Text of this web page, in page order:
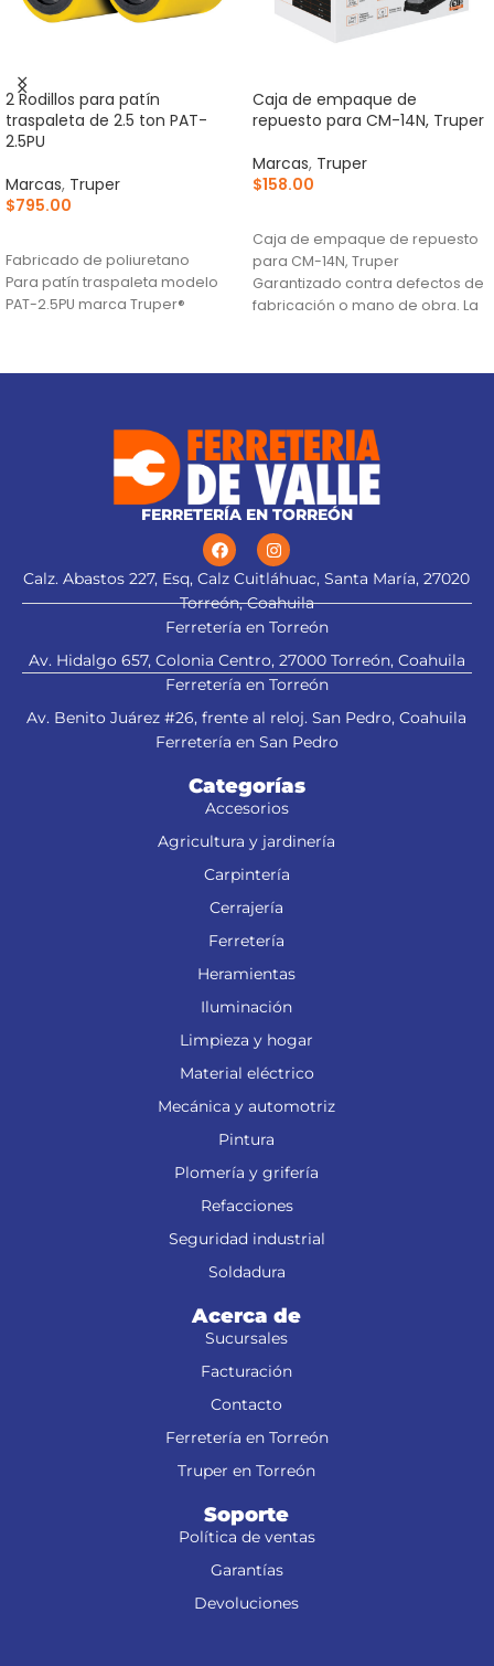
2 Rodillos para patín
traspaleta de 2.5 ton PAT-
2.5PU
Marcas, Truper
$795.00
Fabricado de poliuretano
Para patín traspaleta modelo
PAT-2.5PU marca Truper®
Caja de empaque de
repuesto para CM-14N, Truper
Marcas, Truper
$158.00
Caja de empaque de repuesto
para CM-14N, Truper
Garantizado contra defectos de
fabricación o mano de obra. La
FERRETERÍA EN TORREÓN
Calz. Abastos 227, Esq, Calz Cuitláhuac, Santa María, 27020
Torreón, Coahuila
Ferretería en Torreón
Av. Hidalgo 657, Colonia Centro, 27000 Torreón, Coahuila
Ferretería en Torreón
Av. Benito Juárez #26, frente al reloj. San Pedro, Coahuila
Ferretería en San Pedro
Categorías
Accesorios
Agricultura y jardinería
Carpintería
Cerrajería
Ferretería
Heramientas
Iluminación
Limpieza y hogar
Material eléctrico
Mecánica y automotriz
Pintura
Plomería y grifería
Refacciones
Seguridad industrial
Soldadura
Acerca de
Sucursales
Facturación
Contacto
Ferretería en Torreón
Truper en Torreón
Soporte
Política de ventas
Garantías
Devoluciones